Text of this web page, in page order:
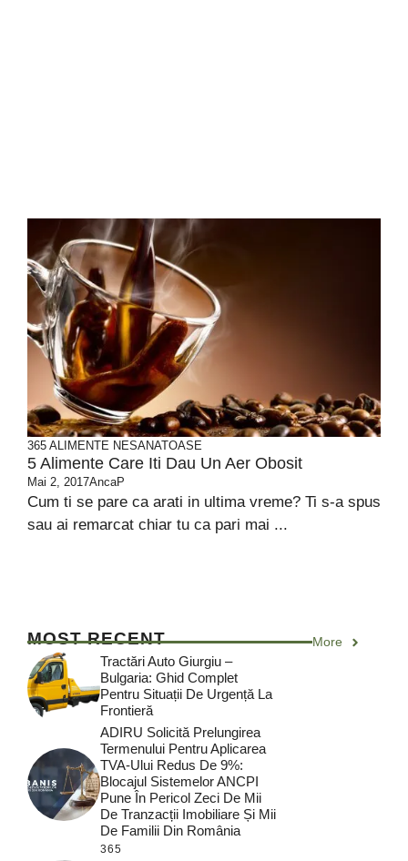
365 ALIMENTE NESANATOASE
5 Alimente Care Iti Dau Un Aer Obosit
Mai 2, 2017AncaP
Cum ti se pare ca arati in ultima vreme? Ti s-a spus
sau ai remarcat chiar tu ca pari mai ...
MOST RECENT More
Tractări Auto Giurgiu –
Bulgaria: Ghid Complet
Pentru Situații De Urgență La
Frontieră
ADIRU Solicită Prelungirea
Termenului Pentru Aplicarea
TVA-Ului Redus De 9%:
Blocajul Sistemelor ANCPI
Pune În Pericol Zeci De Mii
De Tranzacții Imobiliare Și Mii
De Familii Din România
365